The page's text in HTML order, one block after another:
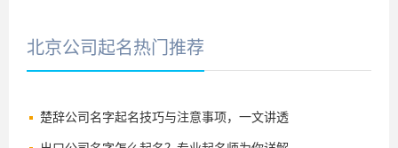
北京公司起名热门推荐
楚辞公司名字起名技巧与注意事项，一文讲透